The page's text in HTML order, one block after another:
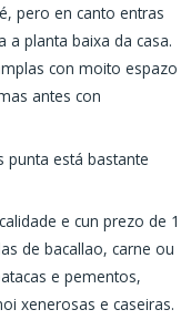
pero en canto entras
a planta baixa da casa.
con moito espazo
antes con
punta está bastante
e cun prezo de 1
de bacallao, carne ou
e pementos,
xenerosas e caseiras.